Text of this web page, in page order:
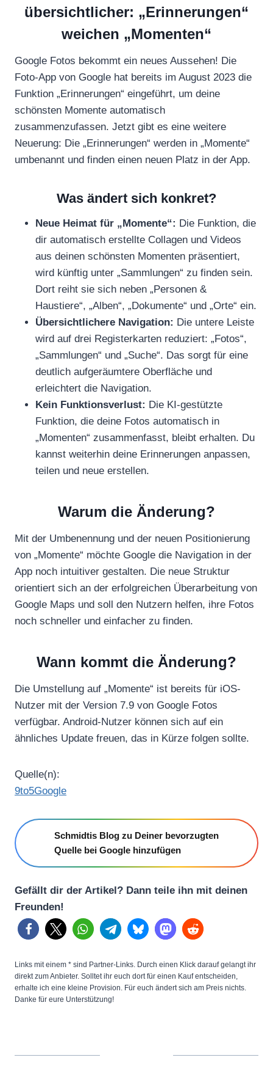
übersichtlicher: „Erinnerungen“
weichen „Momenten“
Google Fotos bekommt ein neues Aussehen! Die
Foto-App von Google hat bereits im August 2023 die
Funktion „Erinnerungen“ eingeführt, um deine
schönsten Momente automatisch
zusammenzufassen. Jetzt gibt es eine weitere
Neuerung: Die „Erinnerungen“ werden in „Momente“
umbenannt und finden einen neuen Platz in der App.
Was ändert sich konkret?
Neue Heimat für „Momente“: Die Funktion, die
dir automatisch erstellte Collagen und Videos
aus deinen schönsten Momenten präsentiert,
wird künftig unter „Sammlungen“ zu finden sein.
Dort reiht sie sich neben „Personen &
Haustiere“, „Alben“, „Dokumente“ und „Orte“ ein.
Übersichtlichere Navigation: Die untere Leiste
wird auf drei Registerkarten reduziert: „Fotos“,
„Sammlungen“ und „Suche“. Das sorgt für eine
deutlich aufgeräumtere Oberfläche und
erleichtert die Navigation.
Kein Funktionsverlust: Die KI-gestützte
Funktion, die deine Fotos automatisch in
„Momenten“ zusammenfasst, bleibt erhalten. Du
kannst weiterhin deine Erinnerungen anpassen,
teilen und neue erstellen.
Warum die Änderung?
Mit der Umbenennung und der neuen Positionierung
von „Momente“ möchte Google die Navigation in der
App noch intuitiver gestalten. Die neue Struktur
orientiert sich an der erfolgreichen Überarbeitung von
Google Maps und soll den Nutzern helfen, ihre Fotos
noch schneller und einfacher zu finden.
Wann kommt die Änderung?
Die Umstellung auf „Momente“ ist bereits für iOS-
Nutzer mit der Version 7.9 von Google Fotos
verfügbar. Android-Nutzer können sich auf ein
ähnliches Update freuen, das in Kürze folgen sollte.
Quelle(n):
9to5Google
Schmidtis Blog zu Deiner bevorzugten
Quelle bei Google hinzufügen
Gefällt dir der Artikel? Dann teile ihn mit deinen
Freunden!
Links mit einem * sind Partner-Links. Durch einen Klick darauf gelangt ihr
direkt zum Anbieter. Solltet ihr euch dort für einen Kauf entscheiden,
erhalte ich eine kleine Provision. Für euch ändert sich am Preis nichts.
Danke für eure Unterstützung!